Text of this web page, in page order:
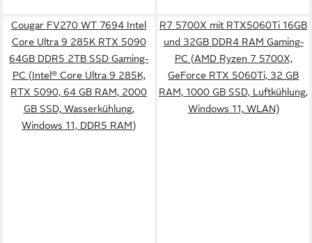
Cougar FV270 WT 7694 Intel
Core Ultra 9 285K RTX 5090
64GB DDR5 2TB SSD Gaming-
PC (Intel® Core Ultra 9 285K,
RTX 5090, 64 GB RAM, 2000
GB SSD, Wasserkühlung,
Windows 11, DDR5 RAM)
R7 5700X mit RTX5060Ti 16GB
und 32GB DDR4 RAM Gaming-
PC (AMD Ryzen 7 5700X,
GeForce RTX 5060Ti, 32 GB
RAM, 1000 GB SSD, Luftkühlung,
Windows 11, WLAN)